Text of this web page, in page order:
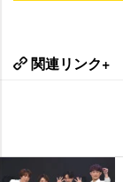
関連リンク+